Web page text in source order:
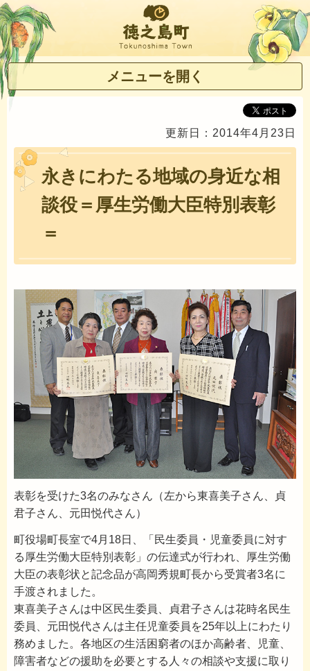
徳之島町
メニューを開く
更新日：2014年4月23日
永きにわたる地域の身近な相
談役＝厚生労働大臣特別表彰
＝
表彰を受けた3名のみなさん（左から東喜美子さん、貞
君子さん、元田悦代さん）
町役場町長室で4月18日、「民生委員・児童委員に対す
る厚生労働大臣特別表彰」の伝達式が行われ、厚生労働
大臣の表彰状と記念品が高岡秀規町長から受賞者3名に
手渡されました。
東喜美子さんは中区民生委員、貞君子さんは花時名民生
委員、元田悦代さんは主任児童委員を25年以上にわたり
務めました。各地区の生活困窮者のほか高齢者、児童、
障害者などの援助を必要とする人々の相談や支援に取り